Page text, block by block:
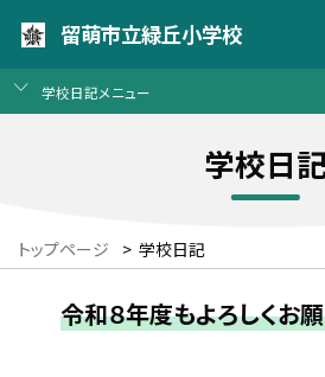
留萌市立緑丘小学校
学校日記メニュー
学校日
トップページ > 学校日記
令和８年度もよろしくお